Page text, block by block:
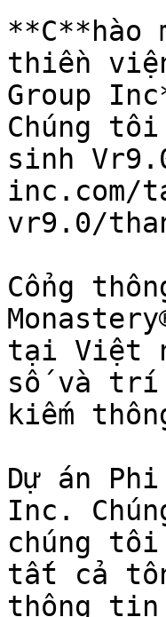
**C**hào
thiền
Group
Chúng
sinh
inc.com/
vr9.0/
Cổng
tại Việt
số và trí
kiếm
Dự án
Inc.
chúng
tất cả
thông